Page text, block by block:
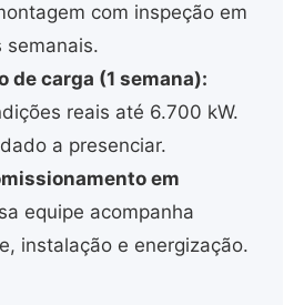
com inspeção em
semanais.
de carga (1 semana):
reais até 6.700 kW.
a presenciar.
em
equipe acompanha
instalação e energização.